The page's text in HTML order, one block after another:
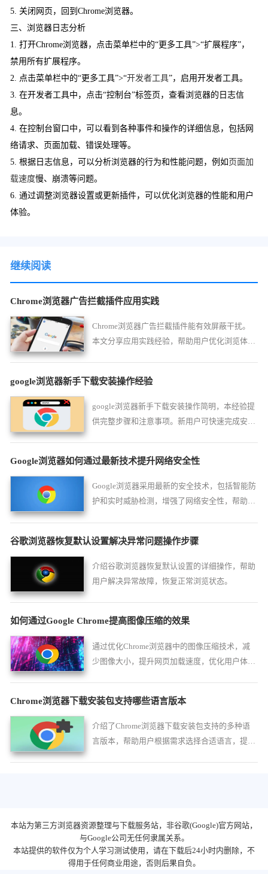
5. 关闭网页，回到Chrome浏览器。
三、浏览器日志分析
1. 打开Chrome浏览器，点击菜单栏中的“更多工具”>“扩展程序”，
禁用所有扩展程序。
2. 点击菜单栏中的“更多工具”>“开发者工具”，启用开发者工具。
3. 在开发者工具中，点击“控制台”标签页，查看浏览器的日志信
息。
4. 在控制台窗口中，可以看到各种事件和操作的详细信息，包括网
络请求、页面加载、错误处理等。
5. 根据日志信息，可以分析浏览器的行为和性能问题，例如 页面加
载速度慢、崩溃等问题。
6. 通过调整浏览器设置或更新插件，可以优化浏览器的性能和用户
体验。
继续阅读
Chrome浏览器广告拦截插件应用实践
Chrome浏览器广告拦截插件能有效屏蔽干扰。
本文分享应用实践经验，帮助用户优化浏览体
google浏览器新手下载安装操作经验
google浏览器新手下载安装操作简明，本经验提
供完整步骤和注意事项。新用户可快速完成安装
Google浏览器如何通过最新技术提升网络安全性
Google浏览器采用最新的安全技术，包括智能防
护和实时威胁检测，增强了网络安全性，帮助用
谷歌浏览器恢复默认设置解决异常问题操作步骤
介绍谷歌浏览器恢复默认设置的详细操作，帮助
用户解决异常故障，恢复正常浏览状态。
如何通过Google Chrome提高图像压缩的效果
通过优化Chrome浏览器中的图像压缩技术，减
少图像大小，提升网页加载速度，优化用户体
Chrome浏览器下载安装包支持哪些语言版本
介绍了Chrome浏览器下载安装包支持的多种语
言版本，帮助用户根据需求选择合适语言，提升
本站为第三方浏览器资源整理与下载服务站，非谷歌(Google)官方网站，
与Google公司无任何隶属关系。
本站提供的软件仅为个人学习测试使用，请在下载后24小时内删除，不
得用于任何商业用途，否则后果自负。